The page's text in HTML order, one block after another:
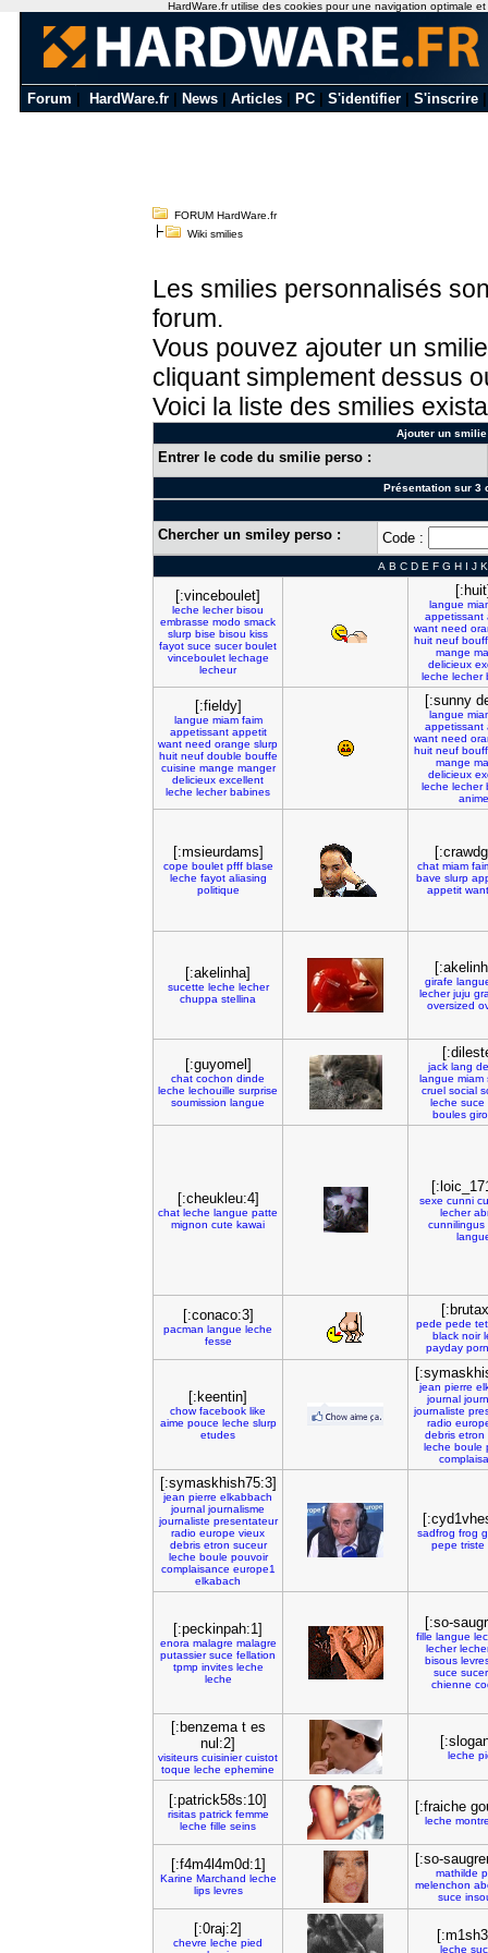
Forum HardWare.fr News Articles PC S'identifier S'inscrire
FORUM HardWare.fr
Wiki smilies
Les smilies personnalisés
forum.
Vous pouvez ajouter un
cliquant simplement dessus
Voici la liste des smilies
Ajouter un
Entrer le code du smilie perso :
Présentation sur 3
Chercher un smiley perso : Code :
A B C D E F G H I J K
[:vinceboulet]
leche lecher bisou
embrasse modo smack
slurp bise bisou kiss
fayot suce sucer boulet
vinceboulet lechage
lecheur
langue
appetissant
want need
huit neuf
mange
delicieux
leche lecher
[:fieldy]
langue miam faim
appetissant appetit
want need orange slurp
huit neuf double bouffe
cuisine mange manger
delicieux excellent
leche lecher babines
[:sunny
langue
appetissant
want need
huit neuf
mange
delicieux
leche lecher
anime
[:msieurdams]
cope boulet pfff blase
leche fayot aliasing
politique
chat miam
bave slurp
appetit want
[:akelinha]
sucette leche lecher
chuppa stellina
girafe
lecher juju
oversized
[:guyomel]
chat cochon dinde
leche lechouille surprise
soumission langue
jack lang
langue miam
cruel social
leche suce
boules
[:cheukleu:4]
chat leche langue patte
mignon cute kawai
sexe cunni
lecher
cunnilingus
[:conaco:3]
pacman langue leche
fesse
pede pede
black noir
payday porn
[:keentin]
chow facebook like
aime pouce leche slurp
etudes
jean pierre
journal
journaliste
radio
debris etron
leche boule
[:symaskhish75:3]
jean pierre elkabbach
journal journalisme
journaliste presentateur
radio europe vieux
debris etron suceur
leche boule pouvoir
complaisance europe1
elkabach
sadfrog frog
pepe triste
[:peckinpah:1]
enora malagre malagre
putassier suce fellation
tpmp invites leche
leche
[:so-
fille langue
lecher
bisous
suce sucer
chienne
[:benzema t es
nul:2]
visiteurs cuisinier cuistot
toque leche ephemine
leche
[:patrick58s:10]
risitas patrick femme
leche fille seins
[:fraiche
leche
[:f4m4l4m0d:1]
Karine Marchand leche
lips levres
[:so-
mathilde
melenchon
suce
[:0raj:2]
chevre leche pied
leche
HardWare.fr utilise des cookies pour une navigation optimale